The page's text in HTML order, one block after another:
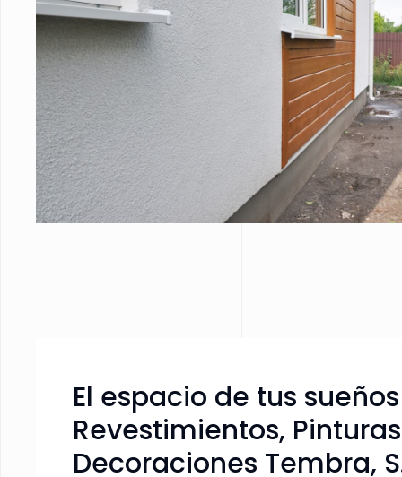
El espacio de tus
Revestimientos,
Decoraciones Tembra,